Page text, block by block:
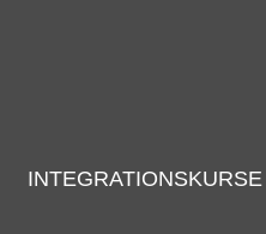
INTEGRATIONSKURSE